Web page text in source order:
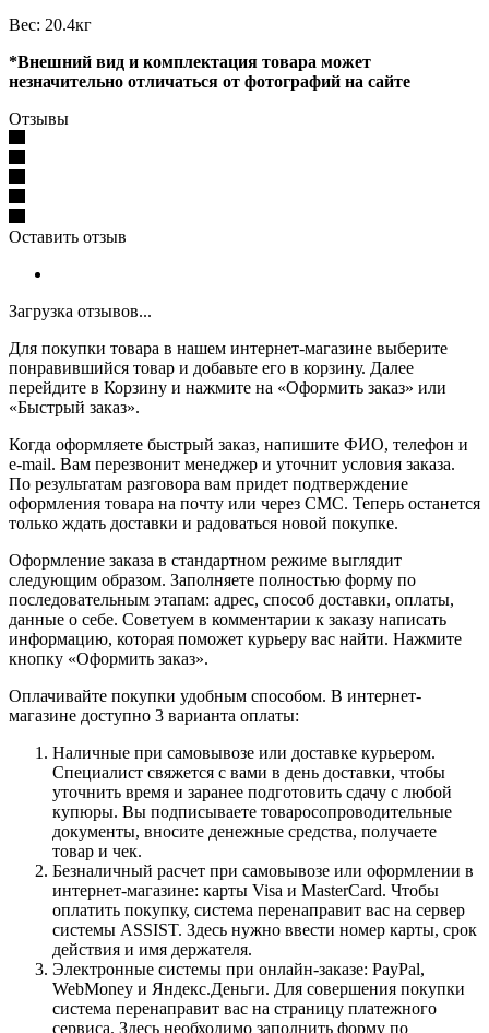
Вес: 20.4кг
*Внешний вид и комплектация товара может
незначительно отличаться от фотографий на сайте
Отзывы
Оставить отзыв
Загрузка отзывов...
Для покупки товара в нашем интернет-магазине выберите
понравившийся товар и добавьте его в корзину. Далее
перейдите в Корзину и нажмите на «Оформить заказ» или
«Быстрый заказ».
Когда оформляете быстрый заказ, напишите ФИО, телефон и
e-mail. Вам перезвонит менеджер и уточнит условия заказа.
По результатам разговора вам придет подтверждение
оформления товара на почту или через СМС. Теперь останется
только ждать доставки и радоваться новой покупке.
Оформление заказа в стандартном режиме выглядит
следующим образом. Заполняете полностью форму по
последовательным этапам: адрес, способ доставки, оплаты,
данные о себе. Советуем в комментарии к заказу написать
информацию, которая поможет курьеру вас найти. Нажмите
кнопку «Оформить заказ».
Оплачивайте покупки удобным способом. В интернет-
магазине доступно 3 варианта оплаты:
Наличные при самовывозе или доставке курьером.
Специалист свяжется с вами в день доставки, чтобы
уточнить время и заранее подготовить сдачу с любой
купюры. Вы подписываете товаросопроводительные
документы, вносите денежные средства, получаете
товар и чек.
Безналичный расчет при самовывозе или оформлении в
интернет-магазине: карты Visa и MasterCard. Чтобы
оплатить покупку, система перенаправит вас на сервер
системы ASSIST. Здесь нужно ввести номер карты, срок
действия и имя держателя.
Электронные системы при онлайн-заказе: PayPal,
WebMoney и Яндекс.Деньги. Для совершения покупки
система перенаправит вас на страницу платежного
сервиса. Здесь необходимо заполнить форму по